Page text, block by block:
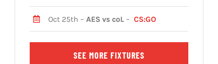
Oct 25th – AES vs coL –CS:GO
SEE MORE FIXTURES